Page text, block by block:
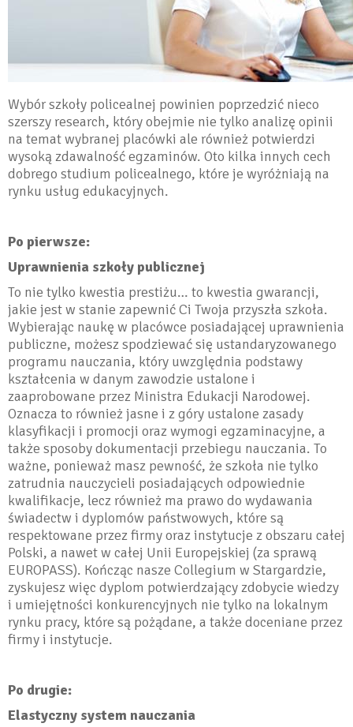
Wybór szkoły policealnej powinien poprzedzić nieco
szerszy research, który obejmie nie tylko analizę opinii
na temat wybranej placówki ale również potwierdzi
wysoką zdawalność egzaminów. Oto kilka innych cech
dobrego studium policealnego, które je wyróżniają na
rynku usług edukacyjnych.
Po pierwsze:
Uprawnienia szkoły publicznej
To nie tylko kwestia prestiżu… to kwestia gwarancji,
jakie jest w stanie zapewnić Ci Twoja przyszła szkoła.
Wybierając naukę w placówce posiadającej uprawnienia
publiczne, możesz spodziewać się ustandaryzowanego
programu nauczania, który uwzględnia podstawy
kształcenia w danym zawodzie ustalone i
zaaprobowane przez Ministra Edukacji Narodowej.
Oznacza to również jasne i z góry ustalone zasady
klasyfikacji i promocji oraz wymogi egzaminacyjne, a
także sposoby dokumentacji przebiegu nauczania. To
ważne, ponieważ masz pewność, że szkoła nie tylko
zatrudnia nauczycieli posiadających odpowiednie
kwalifikacje, lecz również ma prawo do wydawania
świadectw i dyplomów państwowych, które są
respektowane przez firmy oraz instytucje z obszaru całej
Polski, a nawet w całej Unii Europejskiej (za sprawą
EUROPASS). Kończąc nasze Collegium w Stargardzie,
zyskujesz więc dyplom potwierdzający zdobycie wiedzy
i umiejętności konkurencyjnych nie tylko na lokalnym
rynku pracy, które są pożądane, a także doceniane przez
firmy i instytucje.
Po drugie:
Elastyczny system nauczania